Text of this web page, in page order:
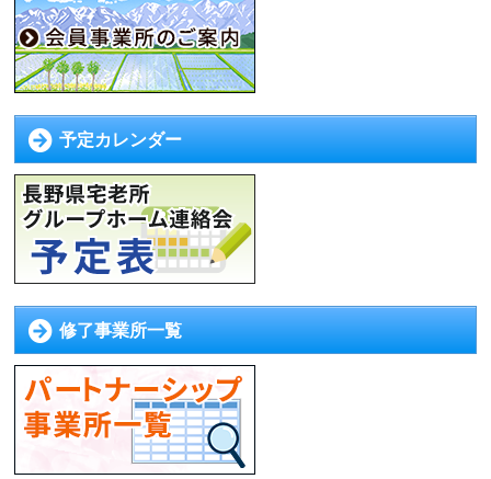
予定カレンダー
修了事業所一覧